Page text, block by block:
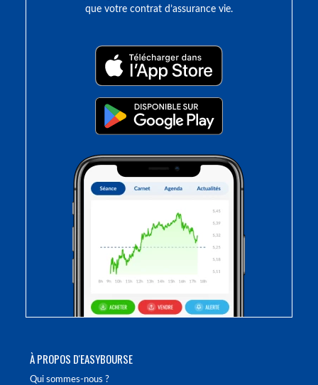
À PROPOS D'EASYBOURSE
Qui sommes-nous ?
que votre contrat d’assurance vie.